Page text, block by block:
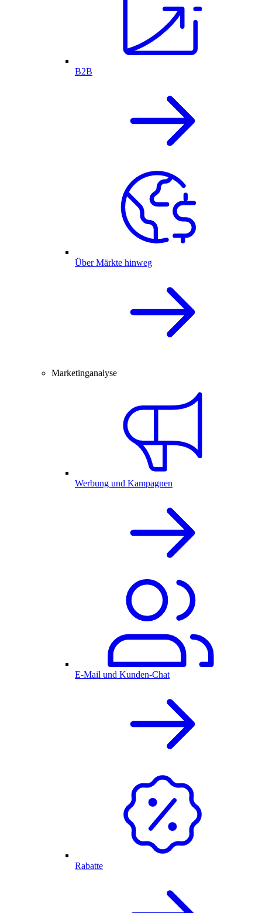
B2B
Über Märkte hinweg
Marketinganalyse
Werbung und Kampagnen
E-Mail und Kunden-Chat
Rabatte